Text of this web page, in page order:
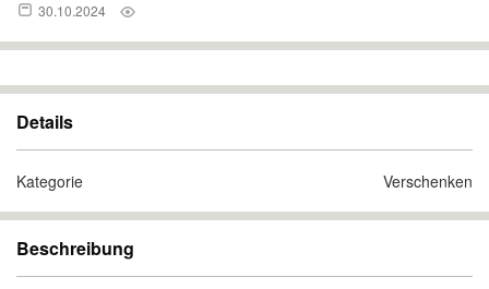
30.10.2024
Details
Kategorie Verschenken
Beschreibung